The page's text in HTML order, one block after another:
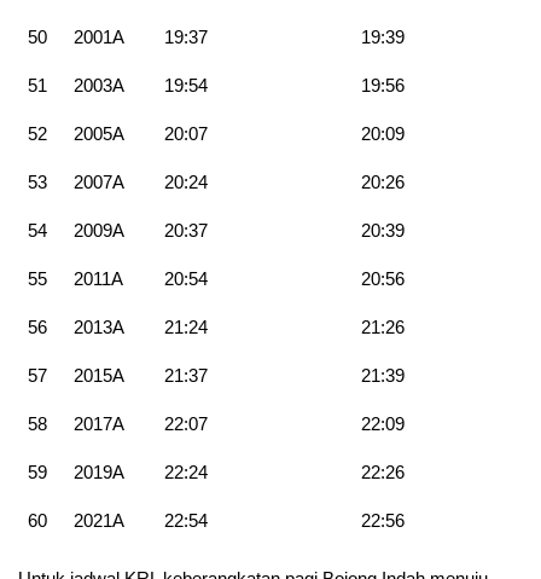
50 2001A 19:37 19:39
51 2003A 19:54 19:56
52 2005A 20:07 20:09
53 2007A 20:24 20:26
54 2009A 20:37 20:39
55 2011A 20:54 20:56
56 2013A 21:24 21:26
57 2015A 21:37 21:39
58 2017A 22:07 22:09
59 2019A 22:24 22:26
60 2021A 22:54 22:56